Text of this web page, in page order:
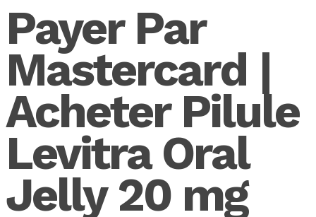
Payer Par
Mastercard |
Acheter Pilule
Levitra Oral
Jelly 20 mg